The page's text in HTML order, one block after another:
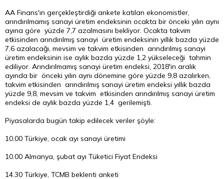
AA Finans'ın gerçekleştirdiği ankete katılan ekonomistler,
arındırılmamış sanayi üretim endeksinin ocakta bir önceki yılın aynı
ayına göre yüzde 7,7 azalmasını bekliyor. Ocakta takvim
etkisinden arındırılmış sanayi üretim endeksinin yıllık bazda yüzde
7,6 azalacağı, mevsim ve takvim etkisinden arındırılmış sanayi
üretim endeksinin ise aylık bazda yüzde 1,2 yükseleceği tahmin
ediliyor. Arındırılmamış sanayi üretim endeksi, 2018'in aralık
ayında bir önceki yılın aynı dönemine göre yüzde 9,8 azalırken,
takvim etkisinden arındırılmış sanayi üretim endeksi yıllık bazda
yüzde 9,8, mevsim ve takvim etkisinden arındırılmış sanayi üretim
endeksi de aylık bazda yüzde 1,4 gerilemişti.
Piyasalarda bugün takip edilecek veriler şöyle:
10.00 Türkiye, ocak ayı sanayi üretimi
10.00 Almanya, şubat ayı Tüketici Fiyat Endeksi
14.30 Türkiye, TCMB beklenti anketi